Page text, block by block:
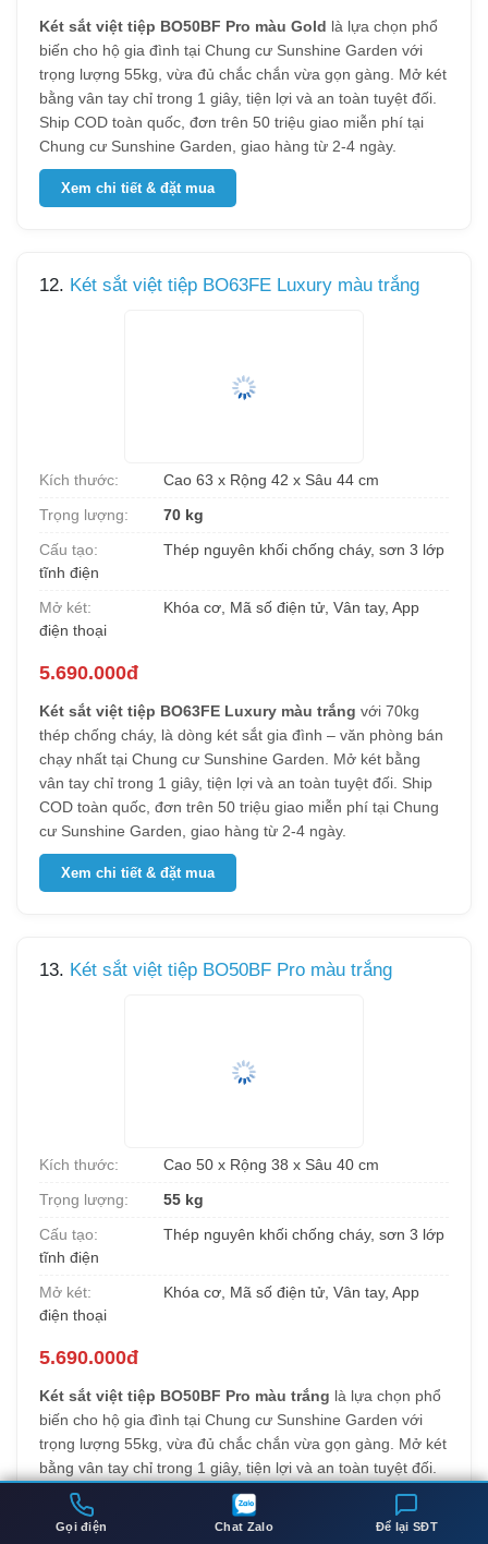
Gọi điện Chat Zalo Để lại SĐT
Két sắt việt tiệp BO50BF Pro màu Gold là lựa chọn phổ
biến cho hộ gia đình tại Chung cư Sunshine Garden với
trọng lượng 55kg, vừa đủ chắc chắn vừa gọn gàng. Mở két
bằng vân tay chỉ trong 1 giây, tiện lợi và an toàn tuyệt đối.
Ship COD toàn quốc, đơn trên 50 triệu giao miễn phí tại
Chung cư Sunshine Garden, giao hàng từ 2-4 ngày.
Xem chi tiết & đặt mua
12. Két sắt việt tiệp BO63FE Luxury màu trắng
Kích thước:
Trọng lượng:
70 kg
Cấu tạo:
điện thoại
5.690.000đ
Két sắt việt tiệp BO63FE Luxury màu trắng
thép chống cháy, là dòng két sắt gia đình – văn phòng bán
chạy nhất tại Chung cư Sunshine Garden. Mở két bằng
vân tay chỉ trong 1 giây, tiện lợi và an toàn tuyệt đối. Ship
COD toàn quốc, đơn trên 50 triệu giao miễn phí tại Chung
Xem chi tiết & đặt mua
Két sắt việt tiệp BO50BF Pro màu trắng
Cấu tạo:
Thép nguyên khối chống cháy, sơn 3 lớp
tĩnh điện
Mở két:
Khóa cơ, Mã số điện tử, Vân tay, App
điện thoại
5.690.000đ